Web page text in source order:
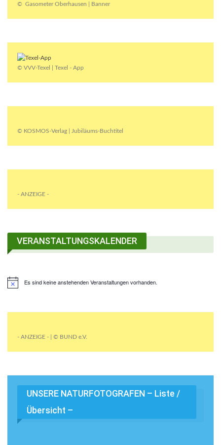
© Gasometer Oberhausen | Banner
© VVV-Texel | Texel - App
© KOSMOS-Verlag | Jubiläums-Buchtitel
- ANZEIGE -
VERANSTALTUNGSKALENDER
Es sind keine anstehenden Veranstaltungen vorhanden.
- ANZEIGE - | © BUND e.V.
UNSERE NATURFOTOGRAFEN – Liste /
Übersicht –